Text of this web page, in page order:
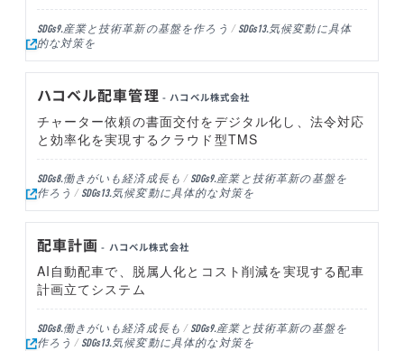
SDGs9.産業と技術革新の基盤を作ろう SDGs13.気候変動に具体
的な対策を
ハコベル配車管理 - ハコベル株式会社
チャーター依頼の書面交付をデジタル化し、法令対応
と効率化を実現するクラウド型TMS
SDGs8.働きがいも経済成長も SDGs9.産業と技術革新の基盤を
作ろう
SDGs13.気候変動に具体的な対策を
配車計画 - ハコベル株式会社
AI自動配車で、脱属人化とコスト削減を実現する配車
計画立てシステム
SDGs8.働きがいも経済成長も SDGs9.産業と技術革新の基盤を
作ろう
SDGs13.気候変動に具体的な対策を